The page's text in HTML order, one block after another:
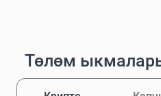
Төлөм